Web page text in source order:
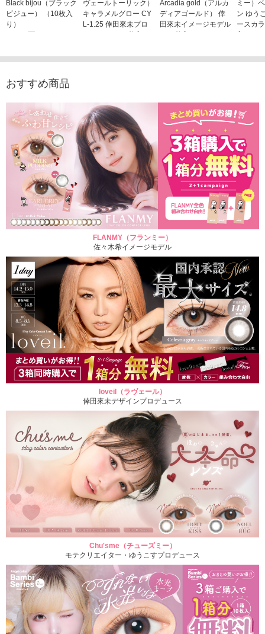
Black bijou（ブラック
ビジュー） （10枚入
り）
ヴェールトーリック）
キャラメルグロー CY
L-1.25 倖田來未プロ
1,760円(税込)
Arcadia gold（アルカ
ディアゴールド） 倖
田來未イメージモデル
ミー）
ン ゆう
ースカ
おすすめ商品
FLANMY（フランミー）
佐々木希イメージモデル
loveil（ラヴェール）
倖田來未デザインプロデュース
Chu'sme（チューズミー）
モテクリエイター・ゆうこすプロデュース